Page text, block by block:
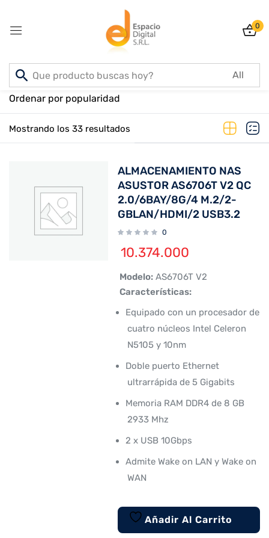
0
Inicio PRODUCTOS
Mostrando los 33 resultados
Ordenar por popularidad
ALMACENAMIENTO NAS
ASUSTOR AS6706T V2 QC
2.0/6BAY/8G/4 M.2/2-
GBLAN/HDMI/2 USB3.2
0
10.374.000
 Modelo:AS6706T V2
 Características:
Equipado con un procesador de
cuatro núcleos Intel Celeron
N5105 y 10nm
Doble puerto Ethernet
ultrarrápida de 5 Gigabits
Memoria RAM DDR4 de 8 GB
2933 Mhz
2 x USB 10Gbps
Admite Wake on LAN y Wake on
WAN
Añadir Al Carrito
Sign in
Remember me
Log In
Create an account